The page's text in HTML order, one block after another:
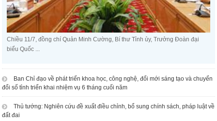
Chiều 11/7, đồng chí Quản Minh Cường, Bí thư Tỉnh ủy, Trưởng Đoàn đại
biểu Quốc ...
Ban Chỉ đạo về phát triển khoa học, công nghệ, đổi mới sáng tạo và chuyển
đổi số tỉnh triển khai nhiệm vụ 6 tháng cuối năm
Thủ tướng: Nghiên cứu đề xuất điều chỉnh, bổ sung chính sách, pháp luật về
đất đai